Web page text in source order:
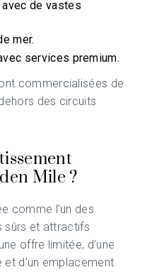
de vastes
mer.
services premium.
commercialisées de
des circuits
Mile ?
comme l’un des
sûrs et attractifs
offre limitée, d’une
d’un emplacement